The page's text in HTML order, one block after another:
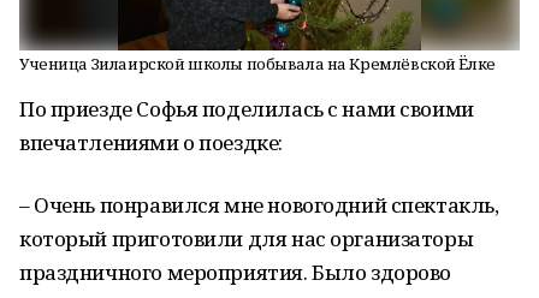
Ученица Зилаирской школы побывала на Кремлёвской Ёлке
По приезде Софья поделилась с нами своими
впечатлениями о поездке:
– Очень понравился мне новогодний спектакль,
который приготовили для нас организаторы
праздничного мероприятия. Было здорово